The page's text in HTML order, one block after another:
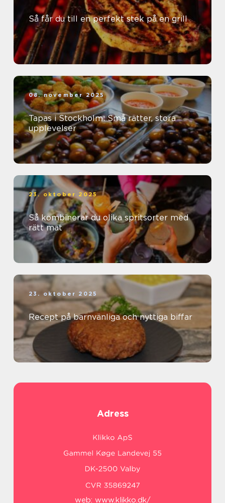
Så får du till en perfekt stek på en grill
08. november 2025
Tapas i Stockholm: Små rätter, stora
upplevelser
23. oktober 2025
Så kombinerar du olika spritsorter med
rätt mat
23. oktober 2025
Recept på barnvänliga och nyttiga biffar
Adress
web: www.klikko.dk/